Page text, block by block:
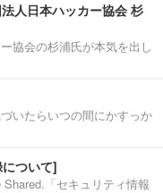
人日本ハッカー協会 杉
協会の杉浦氏が本気を出し
いたらいつの間にかすっか
ついて]
「セキュリティ情報